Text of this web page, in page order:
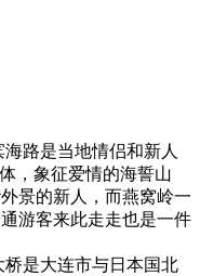
路是当地情侣和新人
，象征爱情的海誓山
景的新人，而燕窝岭一
游客来此走走也是一件
桥是大连市与日本国北